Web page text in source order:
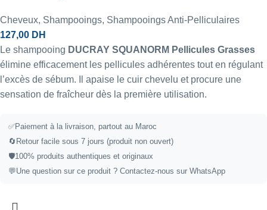
Cheveux, Shampooings, Shampooings Anti-Pelliculaires
127,00 DH
Le shampooing DUCRAY SQUANORM Pellicules Grasses
élimine efficacement les pellicules adhérentes tout en régulant
l’excès de sébum. Il apaise le cuir chevelu et procure une
sensation de fraîcheur dès la première utilisation.
✅Paiement à la livraison, partout au Maroc
🔄 Retour facile sous 7 jours (produit non ouvert)
🛡️100% produits authentiques et originaux
💬Une question sur ce produit ? Contactez-nous sur WhatsApp